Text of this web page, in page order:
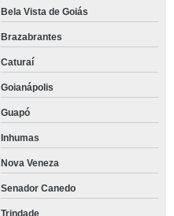
Bela Vista de Goiás
Brazabrantes
Caturaí
Goianápolis
Guapó
Inhumas
Nova Veneza
Senador Canedo
Trindade